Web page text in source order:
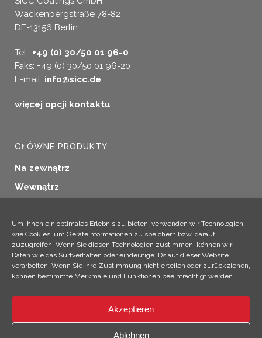
Um Ihnen ein optimales Erlebnis zu bieten, verwenden wir Technologien
wie Cookies, um Geräteinformationen zu speichern bzw. darauf
zuzugreifen. Wenn Sie diesen Technologien zustimmen, können wir
Daten wie das Surfverhalten oder eindeutige IDs auf dieser Website
verarbeiten. Wenn Sie Ihre Zustimmung nicht erteilen oder zurückziehen,
können bestimmte Merkmale und Funktionen beeinträchtigt werden.
Akzeptieren
Ablehnen
Wackenbergstraße 78-82
DE-13156 Berlin
Tel.: +49 (0) 30/50 01 96-0
Faks: +49 (0) 30/50 01 96-20
E-mail: info@sicc.de
więcej opcji kontaktu
GŁÓWNE PRODUKTY
Na zewnątrz
Wewnątrz
Konserwacja drewna
Zastosowania przemysłowe
Produkty dodatkowe
Hej! Jestem Climo!